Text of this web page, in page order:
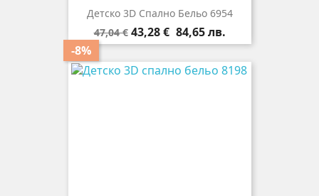
Детско 3D Спално Бельо 6954
Редовна
цена
47,04 €
-8%
Цена
43,28 € 84,65 лв.